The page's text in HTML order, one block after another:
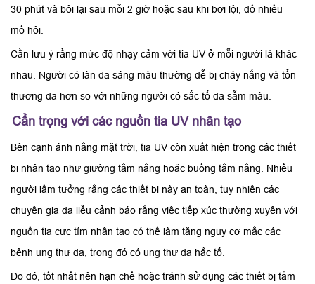
30 phút và bôi lại sau mỗi 2 giờ hoặc sau khi bơi lội, đổ nhiều
mồ hôi.
Cần lưu ý rằng mức độ nhạy cảm với tia UV ở mỗi người là khác
nhau. Người có làn da sáng màu thường dễ bị cháy nắng và tổn
thương da hơn so với những người có sắc tố da sẫm màu.
Cẩn trọng với các nguồn tia UV nhân tạo
Bên cạnh ánh nắng mặt trời, tia UV còn xuất hiện trong các thiết
bị nhân tạo như giường tắm nắng hoặc buồng tắm nắng. Nhiều
người lầm tưởng rằng các thiết bị này an toàn, tuy nhiên các
chuyên gia da liễu cảnh báo rằng việc tiếp xúc thường xuyên với
nguồn tia cực tím nhân tạo có thể làm tăng nguy cơ mắc các
bệnh ung thư da, trong đó có ung thư da hắc tố.
Do đó, tốt nhất nên hạn chế hoặc tránh sử dụng các thiết bị tắm